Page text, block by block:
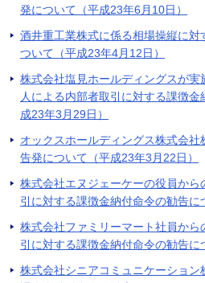
発について（平成23年6月10日）
酒井重工業株式に係る相場操縦に対
ついて（平成23年4月12日）
株式会社塩見ホールディングスが
人による内部者取引に対する課徴
成23年3月29日）
オックスホールディングス株式会
告発について（平成23年3月22日）
株式会社エヌジェーケーの役員から
引に対する課徴金納付命令の勧告に
株式会社ファミリーマート社員から
引に対する課徴金納付命令の勧告に
株式会社シニアコミュニケーション